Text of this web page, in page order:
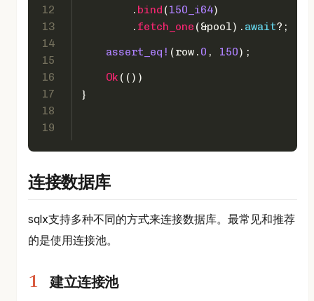
12
13
14
15
16
17
18
19
        .
bind (150_i64)
        .
fetch_one (&pool). await?;
assert_eq! (row. 0 , 150);
Ok (())
}
连接数据库
sqlx支持多种不同的方式来连接数据库。最常见和推荐
的是使用连接池。
建立连接池